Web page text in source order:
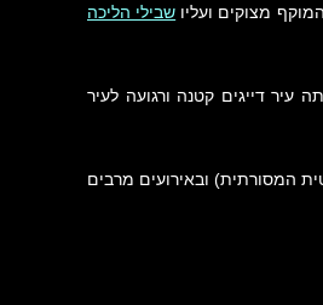
מצוקים ועליו שבילי הליכה
עיר דייגים קטנה ורגועה לעיר
המסורתית) ובאירועים מרבים